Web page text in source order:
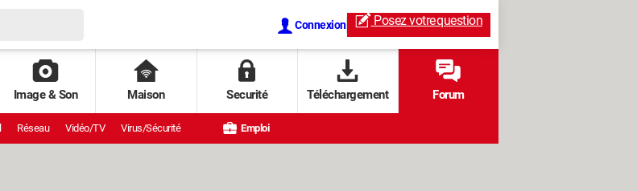
Connexion Posez votrequestion
Image & Son Maison Securité Téléchargement Forum
Réseau Vidéo/TV Virus/Sécurité Emploi